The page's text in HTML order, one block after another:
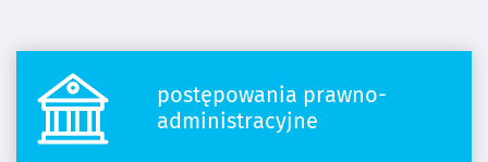
postępowania prawno-
administracyjne